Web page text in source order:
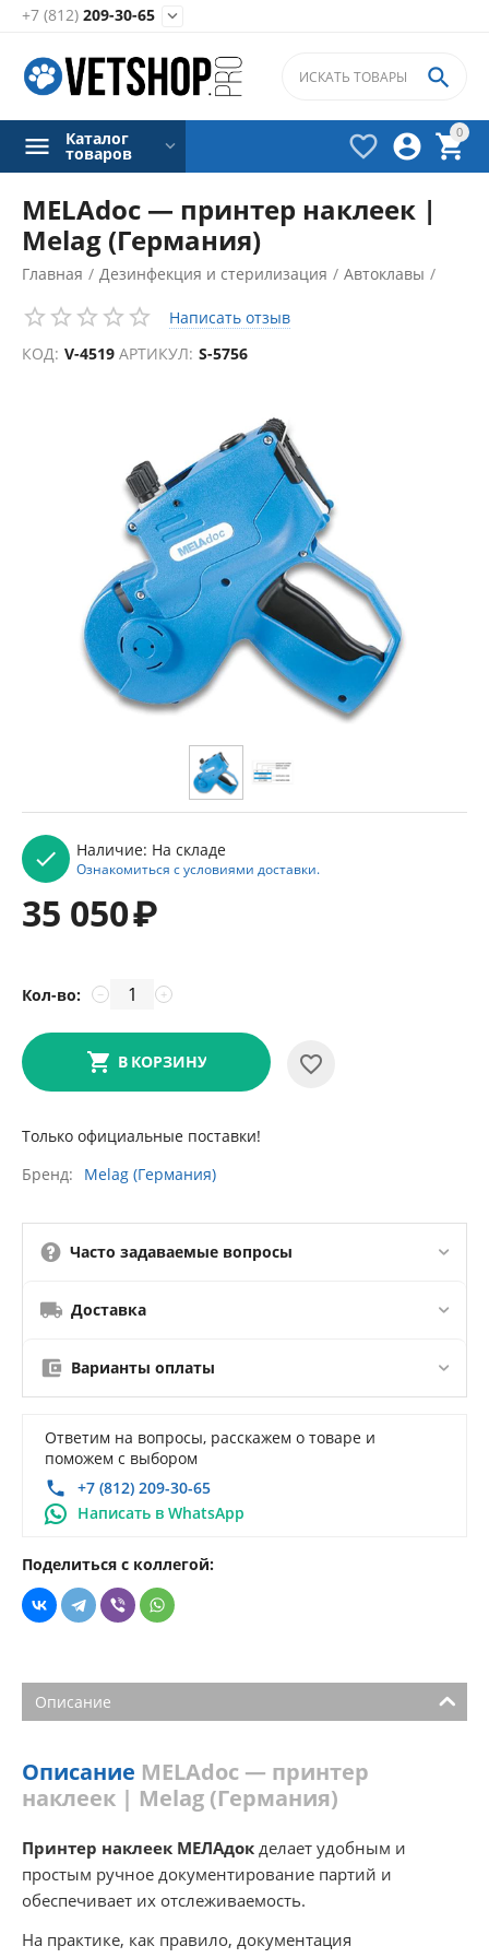
+7 (812) 209-30-65 
0




Каталог
товаров
MELAdoc — принтер наклеек |
Melag (Германия)
Главная / Дезинфекция и стерилизация / Автоклавы /
Написать отзыв
КОД: V-4519 АРТИКУЛ: S-5756
Наличие: На складе
Ознакомиться с условиями доставки.
35 050₽
Кол-во: +
−
В КОРЗИНУ
Только официальные поставки!
Бренд
Melag (Германия)
Часто задаваемые вопросы
Доставка
Варианты оплаты
Ответим на вопросы, расскажем о товаре и
поможем с выбором
+7 (812) 209-30-65
Написать в WhatsApp
Поделиться с коллегой:
Описание
Описание MELAdoc — принтер
наклеек | Melag (Германия)
Принтер наклеек МЕЛАдок делает удобным и
простым ручное документирование партий и
обеспечивает их отслеживаемость.
На практике, как правило, документация